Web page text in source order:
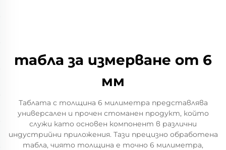
табла за измерване от 6
мм
Таблата с толщина 6 милиметра представлява
универсален и прочен стоманен продукт, който
служи като основен компонент в различни
индустрийни приложения. Тази прецизно обработена
табла, чиято толщина е точно 6 милиметра,